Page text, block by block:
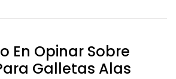
En Opinar Sobre
Galletas Alas